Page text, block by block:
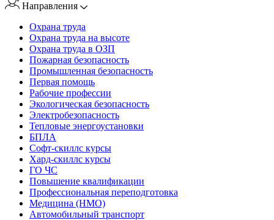
Направления
Охрана труда
Охрана труда на высоте
Охрана труда в ОЗП
Пожарная безопасность
Промышленная безопасность
Первая помощь
Рабочие профессии
Экологическая безопасность
Электробезопасность
Тепловые энергоустановки
БПЛА
Софт-скиллс курсы
Хард-скиллс курсы
ГО ЧС
Повышение квалификации
Профессиональная переподготовка
Медицина (НМО)
Автомобильный транспорт